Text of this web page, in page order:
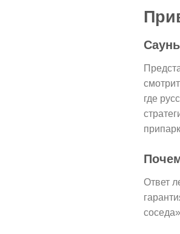
где
Ответ